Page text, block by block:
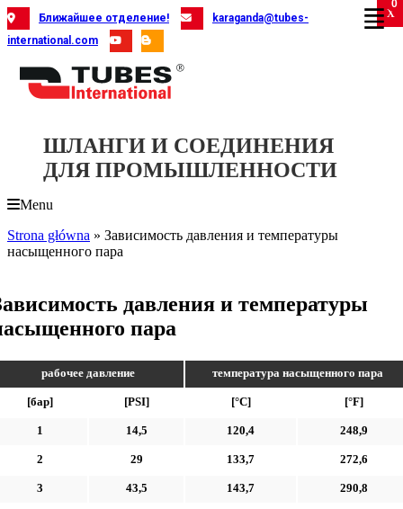
Skip
to
content
Ближайшее отделение!
karaganda@tubes-
international.com
ШЛАНГИ И СОЕДИНЕНИЯ
ДЛЯ ПРОМЫШЛЕННОСТИ
Menu
Strona główna » Зависимость давления и температуры
насыщенного пара
давления и температуры
пара
рабочее давление температура насыщенного пара
[бар] [PSI] [°C] [°F]
1 14,5 120,4 248,9
2 29 133,7 272,6
3 43,5 143,7 290,8
0
X
X
X
X
X
X
X
X
X
X
X
X
X
X
X
X
X
X
X